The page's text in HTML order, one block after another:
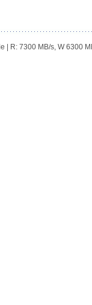
| R: 7300 MB/s, W 6300